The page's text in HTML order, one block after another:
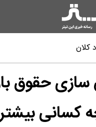
کلان
حقوق
چه کسانی